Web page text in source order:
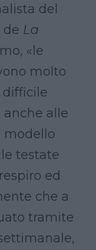
del
de La
«le
molto
difficile
alle
modello
testate
ed
che a
tramite